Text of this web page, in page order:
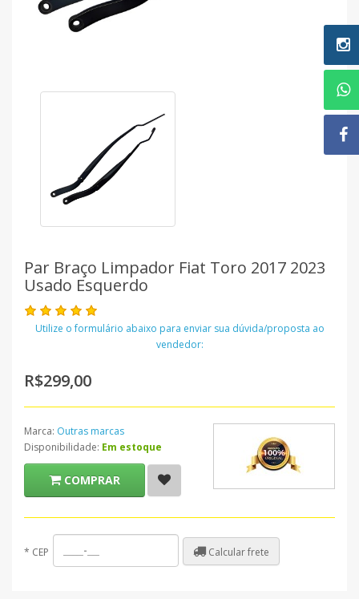
Par Braço Limpador Fiat Toro 2017 2023
Usado Esquerdo
Utilize o formulário abaixo para enviar sua dúvida/proposta ao
vendedor:
R$299,00
Marca: Outras marcas
Disponibilidade: Em estoque
COMPRAR
* CEP Calcular frete